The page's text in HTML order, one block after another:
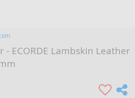
- ECORDE Lambskin Leather